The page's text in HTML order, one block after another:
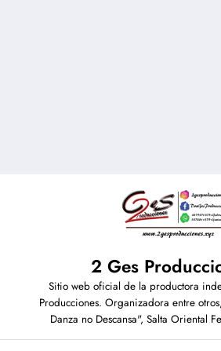
2 Ges
Sitio web oficial de la productora
Producciones. Organizadora entre
Danza no Descansa", Salta Oriental